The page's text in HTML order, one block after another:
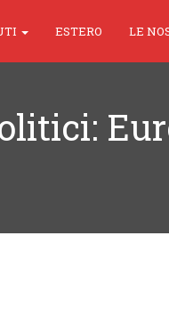
ESTERO LE